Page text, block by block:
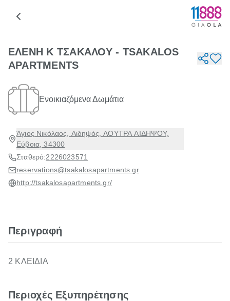
ΕΛΕΝΗ Κ ΤΣΑΚΑΛΟΥ - TSAKALOS
APARTMENTS
Ενοικιαζόμενα Δωμάτια
Άγιος Νικόλαος, Αιδηψός, ΛΟΥΤΡΑ ΑΙΔΗΨΟΥ,
Εύβοια, 34300
Σταθερό:2226023571
reservations@tsakalosapartments.gr
http://tsakalosapartments.gr/
Περιγραφή
2 ΚΛΕΙΔΙΑ
Περιοχές Εξυπηρέτησης